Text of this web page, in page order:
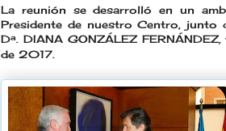
La reunión se desarrolló en un
Presidente de nuestro Centro, junto
Dª. DIANA GONZÁLEZ
de 2017.